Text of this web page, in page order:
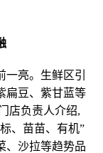
亮。生鲜区引
扁豆、紫甘蓝等
店负责人介绍,
、苗苗、有机”
、沙拉等趋势品